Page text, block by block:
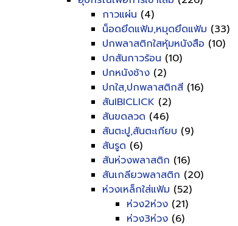
กาวแผ่น (4)
น็อดยึดแฟ้ม,หมุดยึดแฟ้ม (33)
ปกพลาสติกใสหุ้มหนังสือ (10)
ปกสันกาวร้อน (10)
ปกหนังช้าง (2)
ปกใส,ปกพลาสติกสี (16)
สันIBICLICK (2)
สันขดลวด (46)
สันตะปู,สันตะเกียบ (9)
สันรูด (6)
สันห่วงพลาสติก (16)
สันเกลียวพลาสติก (20)
ห่วงเหล็กใส่แฟ้ม (52)
ห่วง2ห่วง (21)
ห่วง3ห่วง (6)